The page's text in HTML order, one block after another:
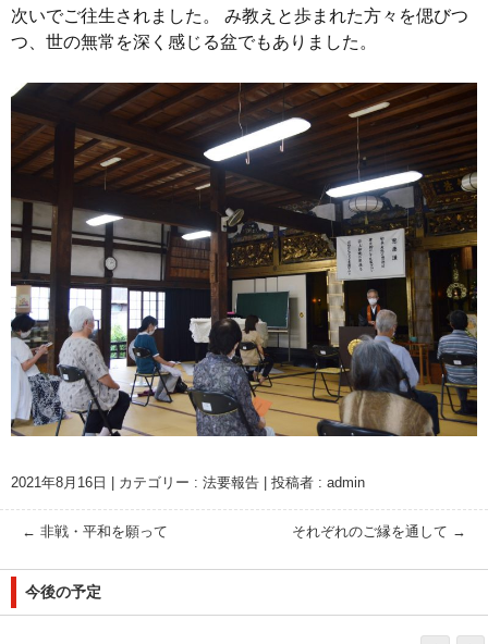
次いでご往生されました。 み教えと歩まれた方々を偲びつ
つ、世の無常を深く感じる盆でもありました。
2021年8月16日 カテゴリー : 法要報告 投稿者 : admin
← 非戦・平和を願って それぞれのご縁を通して →
今後の予定